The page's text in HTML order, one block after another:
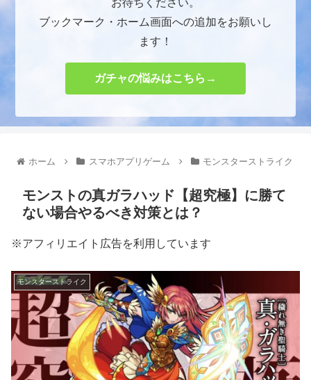
お待ちください。
ブックマーク・ホーム画面への追加をお願いし
ます！
ガチャの悩みはこちら→
ホーム スマホアプリゲーム モンスターストライク
モンストの真ガラハッド【超究極】に勝て
ない場合やるべき対策とは？
※アフィリエイト広告を利用しています
モンスターストライク